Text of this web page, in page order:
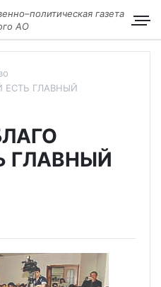
газета
АО
ЕСТЬ ГЛАВНЫЙ
ГЛАВНЫЙ